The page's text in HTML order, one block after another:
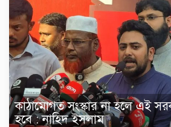
কাঠামোগত সংস্কার না হলে এই
হবে : নাহিদ ইসলাম